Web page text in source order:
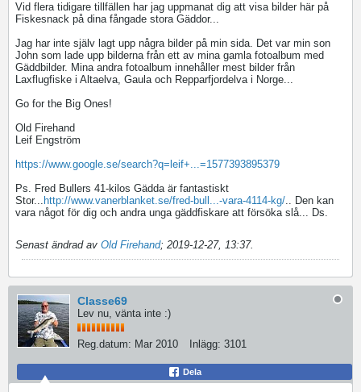
Vid flera tidigare tillfällen har jag uppmanat dig att visa bilder här på
Fiskesnack på dina fångade stora Gäddor...
Jag har inte själv lagt upp några bilder på min sida. Det var min son
John som lade upp bilderna från ett av mina gamla fotoalbum med
Gäddbilder. Mina andra fotoalbum innehåller mest bilder från
Laxflugfiske i Altaelva, Gaula och Repparfjordelva i Norge...
Go for the Big Ones!
Old Firehand
Leif Engström
https://www.google.se/search?q=leif+...=1577393895379
Ps. Fred Bullers 41-kilos Gädda är fantastiskt
Stor... http://www.vanerblanket.se/fred-bull...-vara-4114-kg/ .. Den kan
vara något för dig och andra unga gäddfiskare att försöka slå... Ds.
Senast ändrad av Old Firehand; 2019-12-27, 13:37.
Classe69
Lev nu, vänta inte :)
Reg.datum: Mar 2010 Inlägg: 3101
Dela